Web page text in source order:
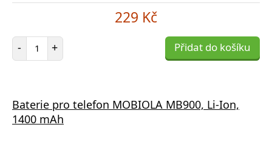
229 Kč
- Počet položek
+ Přidat do košíku
Baterie pro telefon MOBIOLA MB900, Li-Ion,
1400 mAh